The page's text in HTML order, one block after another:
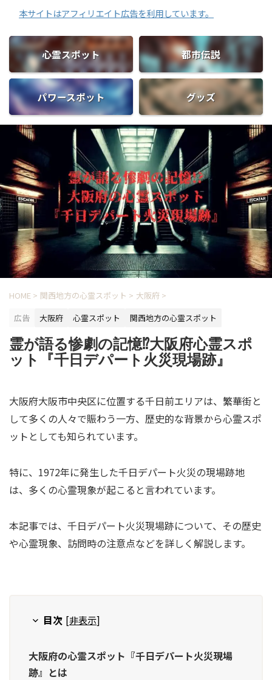
はアフィリエイト広告を利用しています。
心霊スポット 都市伝説
パワースポット グッズ
HOME > 関西地方の心霊スポット > 大阪府 >
広告
大阪府 心霊スポット 関西地方の心霊スポット
霊が語る惨劇の記憶⁉大阪府心霊スポ
ット『千日デパート火災現場跡』
大阪府大阪市中央区に位置する千日前エリアは、繁華街と
して多くの人々で賑わう一方、歴史的な背景から心霊スポ
ットとしても知られています。
特に、1972年に発生した千日デパート火災の現場跡地
は、多くの心霊現象が起こると言われています。
本記事では、千日デパート火災現場跡について、その歴史
や心霊現象、訪問時の注意点などを詳しく解説します。
目次 [非表示]
大阪府の心霊スポット『千日デパート火災現場
跡』とは